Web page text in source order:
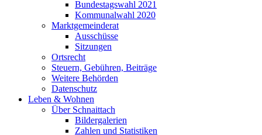
Bundestagswahl 2021
Kommunalwahl 2020
Marktgemeinderat
Ausschüsse
Sitzungen
Ortsrecht
Steuern, Gebühren, Beiträge
Weitere Behörden
Datenschutz
Leben & Wohnen
Über Schnaittach
Bildergalerien
Zahlen und Statistiken